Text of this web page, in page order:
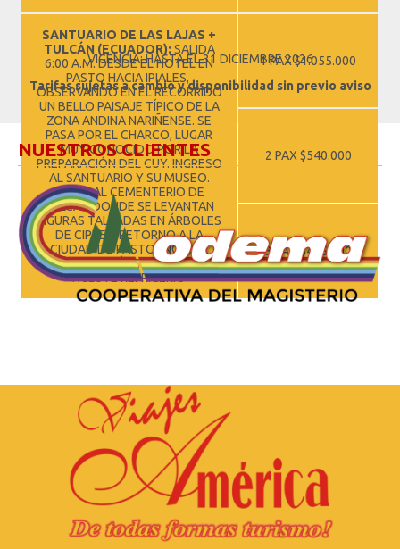
SANTUARIO DE LAS LAJAS +
TULCÁN (ECUADOR): SALIDA
6:00 A.M. DESDE EL HOTEL EN
PASTO HACIA IPIALES,
OBSERVANDO EN EL RECORRIDO
UN BELLO PAISAJE TÍPICO DE LA
ZONA ANDINA NARIÑENSE. SE
PASA POR EL CHARCO, LUGAR
MUY CONOCIDO POR LA
PREPARACIÓN DEL CUY. INGRESO
AL SANTUARIO Y SU MUSEO.
VISITA AL CEMENTERIO DE
TULCÁN DONDE SE LEVANTAN
FIGURAS TALLADAS EN ÁRBOLES
DE CIPRES. RETORNO A LA
CIUDAD DE PASTO. INCLUYE
ALMUERZO TÍPICO EN IPIALES.
INCLUYE REFRIGERIO.
1 PAX $1.055.000
2 PAX $540.000
3 PAX $415.000
VIGENCIA: HASTA EL 31 DICIEMBRE 2026
Tarifas sujetas a cambio y disponibilidad sin previo aviso
NUESTROS CLIENTES